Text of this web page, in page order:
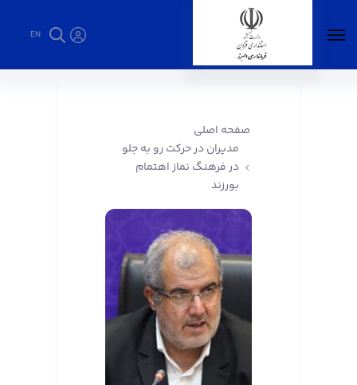
EN
صفحه اصلی
مدیران در حرکت رو به جلو
در فرهنگ نماز اهتمام
بورزند